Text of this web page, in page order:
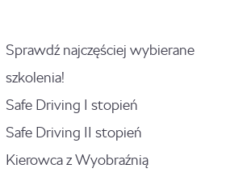
Sprawdź najczęściej wybierane
szkolenia!
Safe Driving I stopień
Safe Driving II stopień
Kierowca z Wyobraźnią